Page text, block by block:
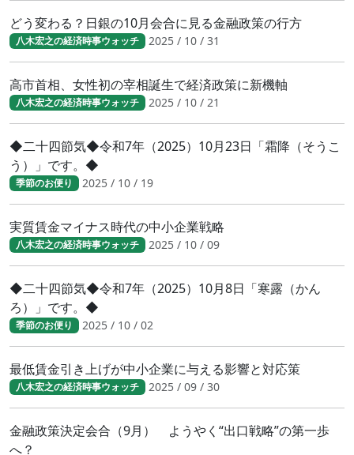
どう変わる？日銀の10月会合に見る金融政策の行方
八木宏之の経済時事ウォッチ 2025 / 10 / 31
高市首相、女性初の宰相誕生で経済政策に新機軸
八木宏之の経済時事ウォッチ 2025 / 10 / 21
◆二十四節気◆令和7年（2025）10月23日「霜降（そうこ
う）」です。◆
季節のお便り 2025 / 10 / 19
実質賃金マイナス時代の中小企業戦略
八木宏之の経済時事ウォッチ 2025 / 10 / 09
◆二十四節気◆令和7年（2025）10月8日「寒露（かん
ろ）」です。◆
季節のお便り 2025 / 10 / 02
最低賃金引き上げが中小企業に与える影響と対応策
八木宏之の経済時事ウォッチ 2025 / 09 / 30
金融政策決定会合（9月） ようやく“出口戦略”の第一歩
へ？